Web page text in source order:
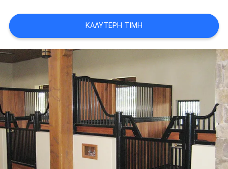
SITEMAP
ΠΟΛΙΤΙΚΉ
ΜΥΣΤΙΚΌΤΗΤΑΣ
ΚΑΛΎΤΕΡΗ ΤΙΜΉ